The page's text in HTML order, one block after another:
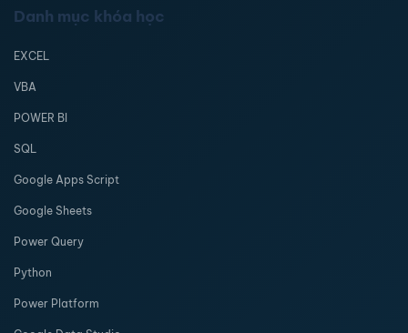
Danh mục khóa học
EXCEL
VBA
POWER BI
SQL
Google Apps Script
Google Sheets
Power Query
Python
Power Platform